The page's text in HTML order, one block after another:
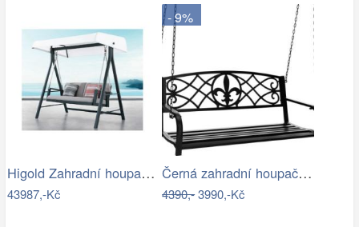
Higold Zahradní houpačka HIGOLD Emoti
43987,-Kč
- 9%
Černá zahradní houpačka Ameli
4390,-3990,-Kč